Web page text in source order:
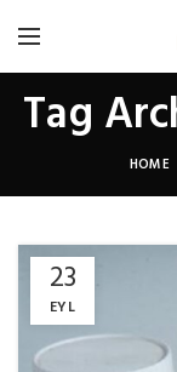
Tag
HOME
23
EYL